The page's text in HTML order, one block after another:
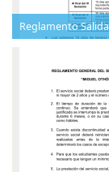
Reglamento